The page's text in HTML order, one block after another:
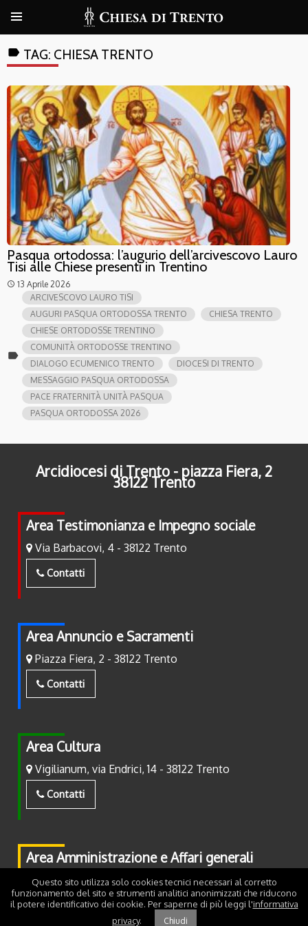
label TAG: CHIESA TRENTO
Pasqua ortodossa: l’augurio dell’arcivescovo Lauro
Tisi alle Chiese presenti in Trentino
access_time 13 Aprile 2026
label
ARCIVESCOVO LAURO TISI
AUGURI PASQUA ORTODOSSA TRENTO
CHIESA TRENTO
CHIESE ORTODOSSE TRENTINO
COMUNITÀ ORTODOSSE TRENTINO
DIALOGO ECUMENICO TRENTO
DIOCESI DI TRENTO
MESSAGGIO PASQUA ORTODOSSA
PACE FRATERNITÀ UNITÀ PASQUA
PASQUA ORTODOSSA 2026
Arcidiocesi di Trento - piazza Fiera, 2
38122 Trento
Area Testimonianza e Impegno sociale
Via Barbacovi, 4 - 38122 Trento
Contatti
Area Annuncio e Sacramenti
Piazza Fiera, 2 - 38122 Trento
Contatti
Area Cultura
Vigilianum, via Endrici, 14 - 38122 Trento
Contatti
Area Amministrazione e Affari generali
Piazza Fiera, 2 - 38122 Trento
Contatti
Questo sito utilizza solo cookies tecnici necessari al corretto
funzionamento del sito e strumenti analitici anonimizzati che riducono
il potere identificativo dei cookie. Per saperne di più leggi l'informativa
privacy. Chiudi